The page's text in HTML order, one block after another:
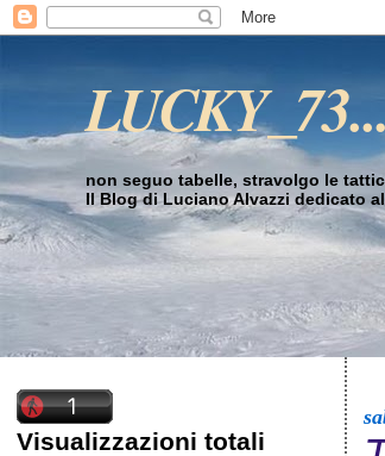
non seguo tabelle, stravolgo le
Il Blog di Luciano Alvazzi dedicato
Visualizzazioni totali